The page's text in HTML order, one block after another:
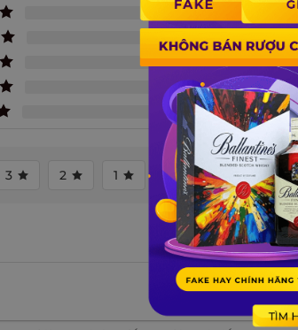
3 2 1 Có video Có ảnh